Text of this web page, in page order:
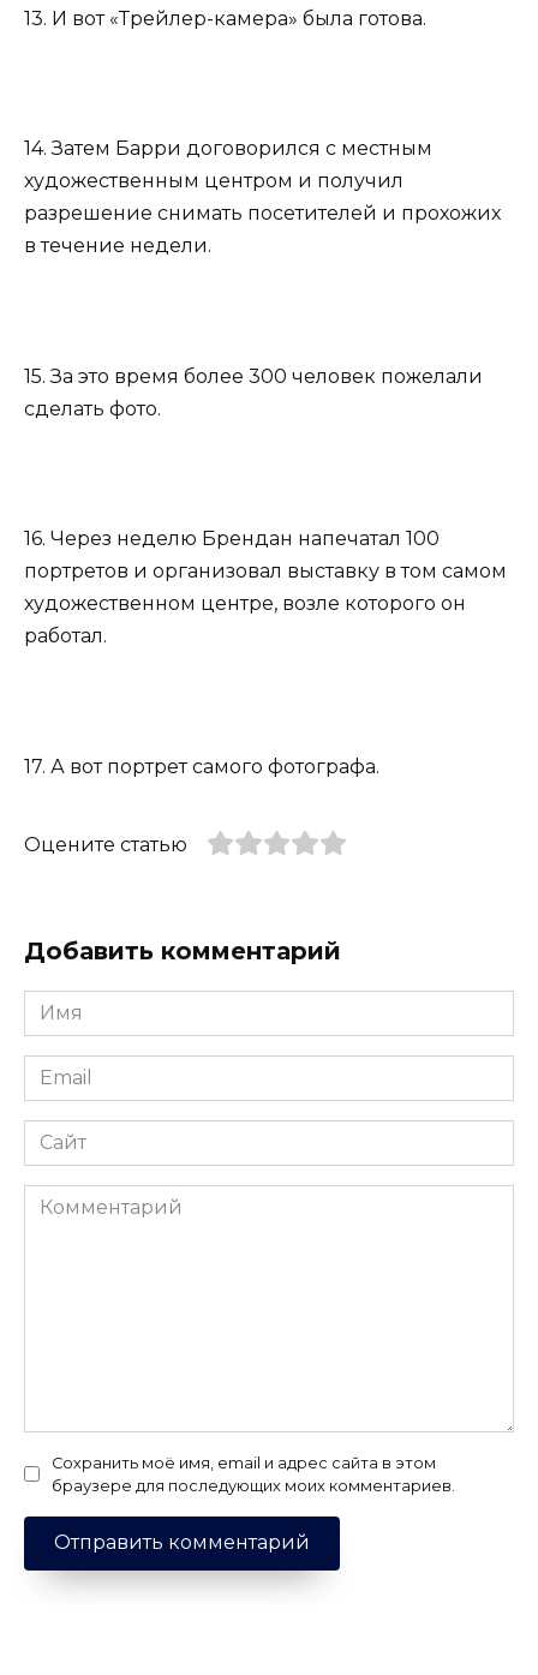
13. И вот «Трейлер-камера» была готова.
14. Затем Барри договорился с местным
художественным центром и получил
разрешение снимать посетителей и прохожих
в течение недели.
15. За это время более 300 человек пожелали
сделать фото.
16. Через неделю Брендан напечатал 100
портретов и организовал выставку в том самом
художественном центре, возле которого он
работал.
17. А вот портрет самого фотографа.
Оцените статью
Добавить комментарий
Имя
*
Email
*
Сайт
Комментарий
Сохранить моё имя, email и адрес сайта в этом
браузере для последующих моих комментариев.